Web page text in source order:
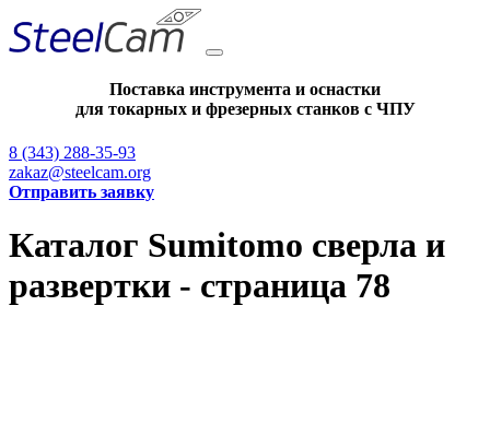
Поставка инструмента и оснастки
для токарных и фрезерных станков с ЧПУ
8 (343) 288-35-93
zakaz@steelcam.org
Отправить заявку
Каталог Sumitomo сверла и
развертки - страница 78